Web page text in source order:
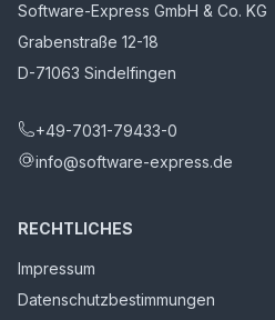
Software-Express GmbH & Co. KG
Grabenstraße 12-18
D-71063 Sindelfingen
+49-7031-79433-0
info@software-express.de
RECHTLICHES
Impressum
Datenschutzbestimmungen